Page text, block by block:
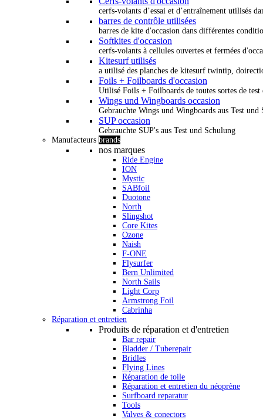
cerfs-volants d’essai et d’entraînement utilisés
barres de contrôle utilisées
barres de kite d'occasion dans différentes
Softkites d'occasion
cerfs-volants à cellules ouvertes et fermées
Kitesurf utilisés
a utilisé des planches de kitesurf twintip,
Foils + Foilboards d'occasion
Utilisé Foils + Foilboards de toutes sortes de test
Wings und Wingboards occasion
Gebrauchte Wings und Wingboards aus Test und
SUP occasion
Gebrauchte SUP's aus Test und Schulung
Manufacteurs brands
nos marques
Ride Engine
ION
Mystic
SABfoil
Duotone
North
Slingshot
Core Kites
Ozone
Naish
F-ONE
Flysurfer
Bern Unlimited
North Sails
Light Corp
Armstrong Foil
Cabrinha
Réparation et entretien
Produits de réparation et d'entretien
Bar repair
Bladder / Tuberepair
Bridles
Flying Lines
Réparation de toile
Réparation et entretien du néoprène
Surfboard reparatur
Tools
Valves & conectors